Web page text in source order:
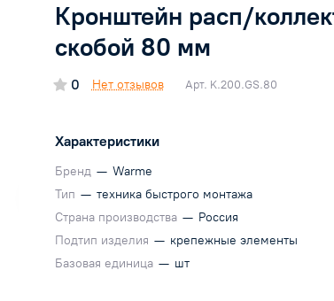
Кронштейн расп/
скобой 80 мм
0 Нет отзывов Арт. K.200.GS.80
Характеристики
Бренд — Warme
Тип — техника быстрого монтажа
Страна производства — Россия
Подтип изделия — крепежные элементы
Базовая единица — шт